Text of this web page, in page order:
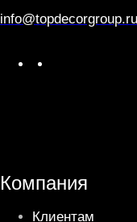
info@topdecorgroup.ru
A
r
Компания
Клиентам